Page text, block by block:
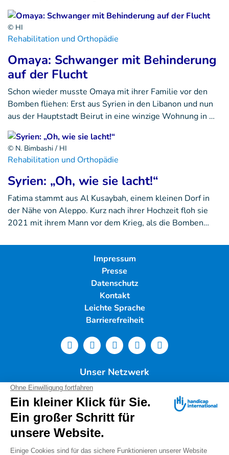
© HI
Rehabilitation und Orthopädie
Omaya: Schwanger mit Behinderung
auf der Flucht
Schon wieder musste Omaya mit ihrer Familie vor den
Bomben fliehen: Erst aus Syrien in den Libanon und nun
aus der Hauptstadt Beirut in eine winzige Wohnung in …
© N. Bimbashi / HI
Rehabilitation und Orthopädie
Syrien: „Oh, wie sie lacht!“
Fatima stammt aus Al Kusaybah, einem kleinen Dorf in
der Nähe von Aleppo. Kurz nach ihrer Hochzeit floh sie
2021 mit ihrem Mann vor dem Krieg, als die Bomben…
Impressum
Presse
Datenschutz
Kontakt
Leichte Sprache
Barrierefreiheit
Unser Netzwerk
Deutschland
Handicap International e.V. | Lindwurmstr. 101 | 80337
Tel.: 089/54 76 06 0 |
Steuernummer 143/216/60259